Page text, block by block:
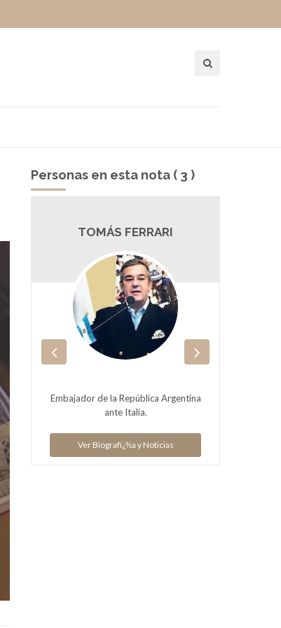
Personas en esta nota ( 3 )
TOMÁS FERRARI
Embajador de la República Argentina
ante Italia.
Ver Biografï¿½a y Noticias